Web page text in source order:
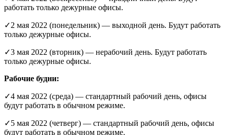
работать только дежурные офисы.
✓2 мая 2022 (понедельник) — выходной день. Будут работать
только дежурные офисы.
✓3 мая 2022 (вторник) — нерабочий день. Будут работать
только дежурные офисы.
Рабочие будни:
✓4 мая 2022 (среда) — стандартный рабочий день, офисы
будут работать в обычном режиме.
✓5 мая 2022 (четверг) — стандартный рабочий день, офисы
будут работать в обычном режиме.